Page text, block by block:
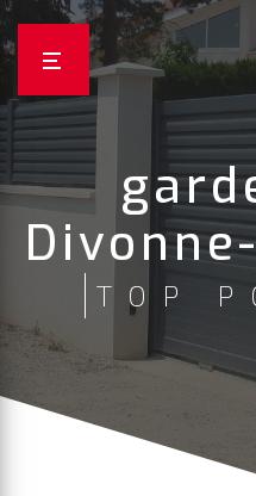
TOP
Panneau de gestion des